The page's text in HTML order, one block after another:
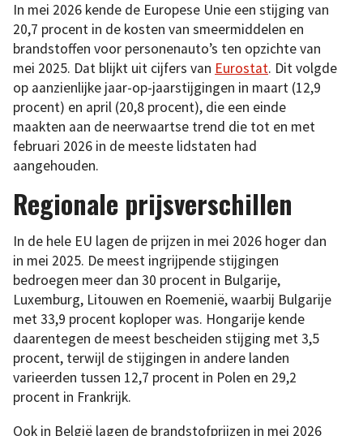
In mei 2026 kende de Europese Unie een stijging van
20,7 procent in de kosten van smeermiddelen en
brandstoffen voor personenauto’s ten opzichte van
mei 2025. Dat blijkt uit cijfers van Eurostat. Dit volgde
op aanzienlijke jaar-op-jaarstijgingen in maart (12,9
procent) en april (20,8 procent), die een einde
maakten aan de neerwaartse trend die tot en met
februari 2026 in de meeste lidstaten had
aangehouden.
Regionale prijsverschillen
In de hele EU lagen de prijzen in mei 2026 hoger dan
in mei 2025. De meest ingrijpende stijgingen
bedroegen meer dan 30 procent in Bulgarije,
Luxemburg, Litouwen en Roemenië, waarbij Bulgarije
met 33,9 procent koploper was. Hongarije kende
daarentegen de meest bescheiden stijging met 3,5
procent, terwijl de stijgingen in andere landen
varieerden tussen 12,7 procent in Polen en 29,2
procent in Frankrijk.
Ook in België lagen de brandstofprijzen in mei 2026